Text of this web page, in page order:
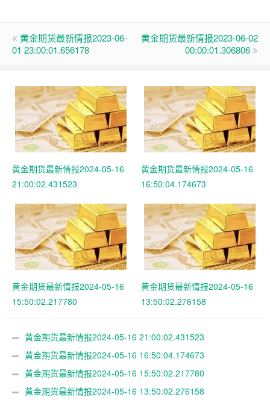
黄金期货最新情报2023-06-
01 23:00:01.656178
黄金期货最新情报2023-06-02
00:00:01.306806
黄金期货最新情报2024-05-16
21:00:02.431523
黄金期货最新情报2024-05-16
16:50:04.174673
黄金期货最新情报2024-05-16
15:50:02.217780
黄金期货最新情报2024-05-16
13:50:02.276158
黄金期货最新情报2024-05-16 21:00:02.431523
黄金期货最新情报2024-05-16 16:50:04.174673
黄金期货最新情报2024-05-16 15:50:02.217780
黄金期货最新情报2024-05-16 13:50:02.276158